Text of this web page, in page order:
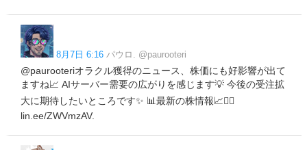
8月7日 6:16 パウロ. @paurooteri
@paurooteriオラクル獲得のニュース、株価にも好影響が出て
ますね📈 AIサーバー需要の広がりを感じます💡 今後の受注拡
大に期待したいところです✨ 📊最新の株情報📈👉🏼
lin.ee/ZWVmzAV.